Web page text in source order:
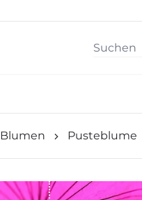
Blumen Pusteblume